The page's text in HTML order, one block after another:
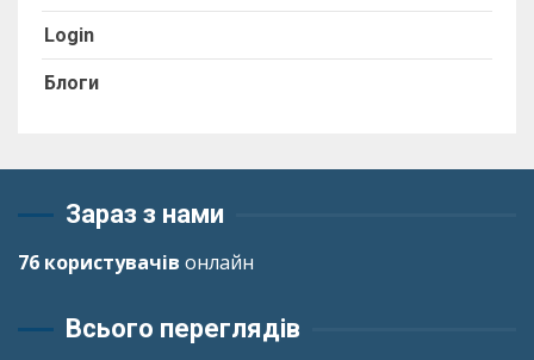
Login
Блоги
Зараз з нами
76 користувачів онлайн
Всього переглядів